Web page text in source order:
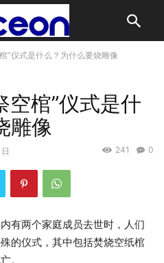
”仪式是什么？为什么要烧雕像
空棺”仪式是什
雕像
0
241
有两个家庭成员去世时，人们
的仪式，其中包括焚烧空纸棺
。